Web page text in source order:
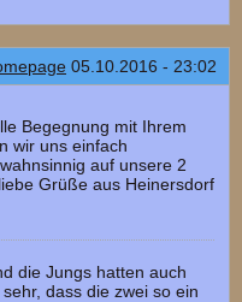
05.10.2016 - 23:02
Begegnung mit Ihrem
wir uns einfach
auf unsere 2
Grüße aus Heinersdorf
die Jungs hatten auch
dass die zwei so ein